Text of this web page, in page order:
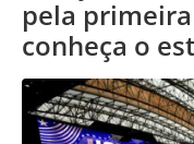
pela
conheça o